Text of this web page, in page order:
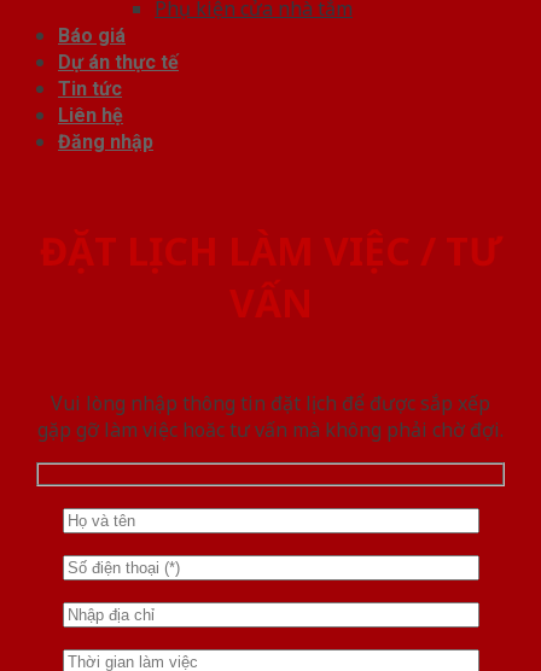
Phụ kiện cửa nhà tắm
Báo giá
Dự án thực tế
Tin tức
Liên hệ
Đăng nhập
ĐẶT LỊCH LÀM VIỆC / TƯ
VẤN
Vui lòng nhập thông tin đặt lịch để được sắp xếp
gặp gỡ làm việc hoăc tư vấn mà không phải chờ đợi.